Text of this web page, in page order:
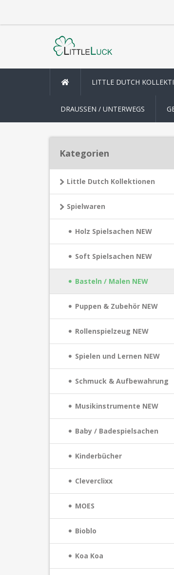
LITTLE DUTCH
DRAUSSEN / UNTERWEGS
Kategorien
Little Dutch Kollektionen
Spielwaren
Holz Spielsachen NEW
Soft Spielsachen NEW
Basteln / Malen NEW
Puppen & Zubehör NEW
Rollenspielzeug NEW
Spielen und Lernen NEW
Schmuck & Aufbewahrung
Musikinstrumente NEW
Baby / Badespielsachen
Kinderbücher
Cleverclixx
MOES
Bioblo
Koa Koa